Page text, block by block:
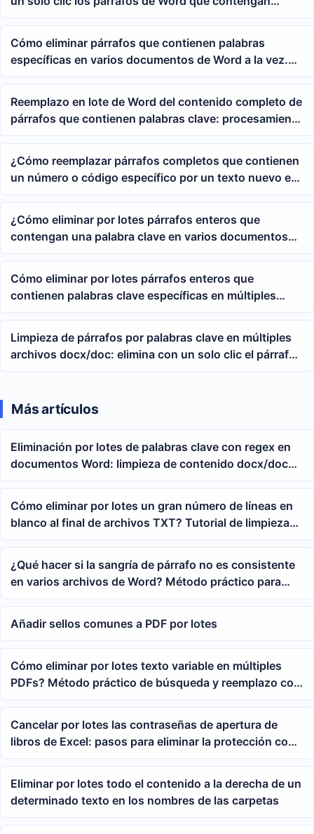
palabras clave como Anexo A, Anexo B, etc.
Cómo eliminar párrafos que contienen palabras
específicas en varios documentos de Word a la vez.
Tutorial completo de búsqueda y reemplazo con
Reemplazo en lote de Word del contenido completo de
párrafos que contienen palabras clave: procesamiento
rápido de párrafos docx con comodines y expresiones
regulares
¿Cómo reemplazar párrafos completos que contienen
un número o código específico por un texto nuevo en
Word?
¿Cómo eliminar por lotes párrafos enteros que
contengan una palabra clave en varios documentos
de Word?
Cómo eliminar por lotes párrafos enteros que
contienen palabras clave específicas en múltiples
documentos de Word
Limpieza de párrafos por palabras clave en múltiples
archivos docx/doc: elimina con un solo clic el párrafo
completo que contiene el texto especificado
Más artículos
Eliminación por lotes de palabras clave con regex en
documentos Word: limpieza de contenido docx/doc
con coincidencia difusa
Cómo eliminar por lotes un gran número de líneas en
blanco al final de archivos TXT? Tutorial de limpieza
de espacios en blanco al final de documentos del Bloc
de notas
¿Qué hacer si la sangría de párrafo no es consistente
en varios archivos de Word? Método práctico para
configurar la sangría izquierda de forma masiva
Añadir sellos comunes a PDF por lotes
Cómo eliminar por lotes texto variable en múltiples
PDFs? Método práctico de búsqueda y reemplazo con
comodines
Cancelar por lotes las contraseñas de apertura de
libros de Excel: pasos para eliminar la protección con
contraseña de varias tablas xlsx de forma unificada
Eliminar por lotes todo el contenido a la derecha de un
determinado texto en los nombres de las carpetas